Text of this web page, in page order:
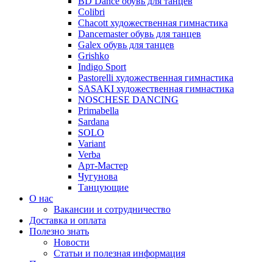
Colibri
Chacott художественная гимнастика
Dancemaster обувь для танцев
Galex обувь для танцев
Grishko
Indigo Sport
Pastorelli художественная гимнастика
SASAKI художественная гимнастика
NOSCHESE DANCING
Primabella
Sardana
SOLO
Variant
Verba
Арт-Мастер
Чугунова
Танцующие
О нас
Вакансии и сотрудничество
Доставка и оплата
Полезно знать
Новости
Статьи и полезная информация